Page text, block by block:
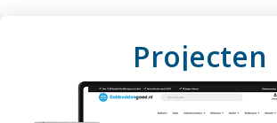
Projecten